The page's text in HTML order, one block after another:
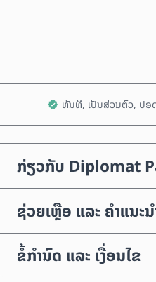
ທັນທີ, ເປັນສ່ວນຕົວ, ປອ
ກ່ຽວກັບ Diplomat
ຊ່ວຍເຫຼືອ ແລະ ຄຳແນະນ
ຂໍ້ກຳນົດ ແລະ ເງື່ອນໄຂ